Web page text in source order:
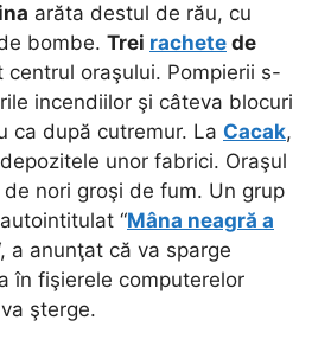
arăta destul de rău, cu
bombe. Trei rachete de
centrul oraşului. Pompierii s-
incendiilor şi câteva blocuri
ca după cutremur. La Cacak,
unor fabrici. Oraşul
nori groşi de fum. Un grup
“Mâna neagră a
a anunţat că va sparge
în fişierele computerelor
şterge.